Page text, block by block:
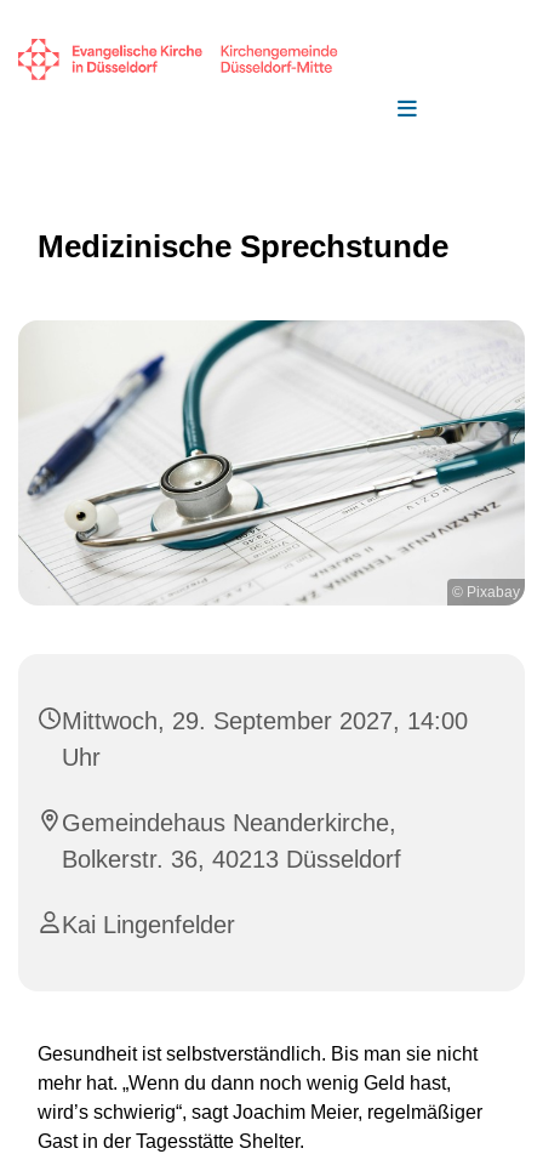
Medizinische Sprechstunde
© Pixabay
Mittwoch, 29. September 2027, 14:00
Uhr
Gemeindehaus Neanderkirche,
Bolkerstr. 36, 40213 Düsseldorf
Kai Lingenfelder
Gesundheit ist selbstverständlich. Bis man sie nicht
mehr hat. „Wenn du dann noch wenig Geld hast,
wird’s schwierig“, sagt Joachim Meier, regelmäßiger
Gast in der Tagesstätte Shelter.